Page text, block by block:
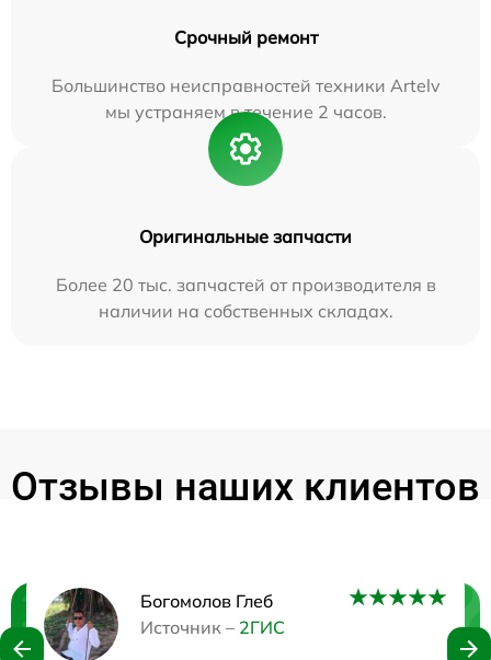
Срочный ремонт
Большинство неисправностей техники Artelv
мы устраняем в течение 2 часов.
Оригинальные запчасти
Более 20 тыс. запчастей от производителя в
наличии на собственных складах.
Отзывы наших клиентов
Богомолов Глеб
Источник – 2ГИС
Нужна консультация?